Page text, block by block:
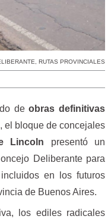
, RUTAS PROVINCIALES
deobras definitivas
, el bloque de concejales
Lincoln presentó un
Deliberante para
en los futuros
de Buenos Aires.
los ediles radicales